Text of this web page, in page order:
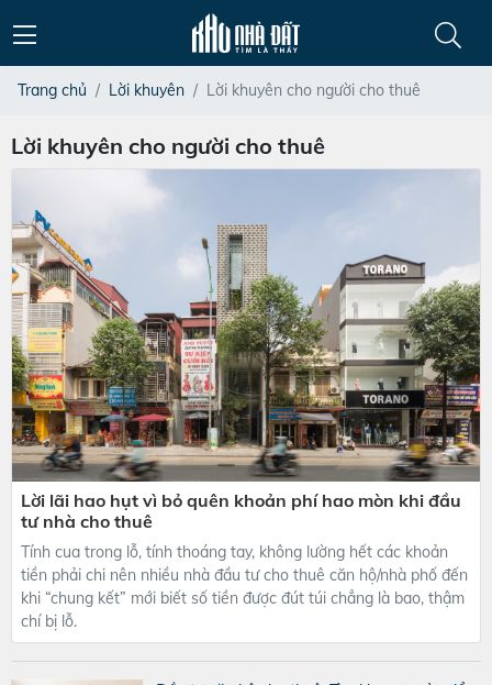
Trang chủ Lời khuyên Lời khuyên cho người cho thuê
Lời khuyên cho người cho thuê
Lời lãi hao hụt vì bỏ quên khoản phí hao mòn khi đầu
tư nhà cho thuê
Tính cua trong lỗ, tính thoáng tay, không lường hết các khoản
tiền phải chi nên nhiều nhà đầu tư cho thuê căn hộ/nhà phố đến
khi “chung kết” mới biết số tiền được đút túi chẳng là bao, thậm
chí bị lỗ.